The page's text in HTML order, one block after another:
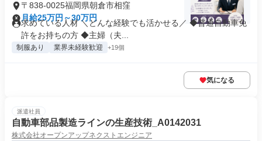
〒838-0025福岡県朝倉市相窪
月給25万円～30万円
求めている人材 ＼どんな経験でも活かせる／ ◆普通自動車免
許をお持ちの方 ◆主婦（夫...
制服あり 業界未経験歓迎 +19個
気になる
派遣社員
自動車部品製造ラインの生産技術_A0142031
株式会社オープンアップネクストエンジニア